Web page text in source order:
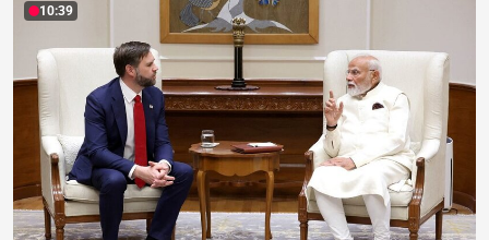
10:39